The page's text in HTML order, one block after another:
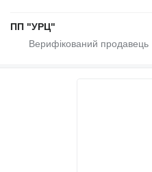
ПП "УРЦ"